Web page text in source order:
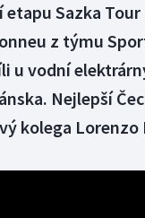
Sazka
z týmu
u vodní
Nejlepší
kolega Lorenzo